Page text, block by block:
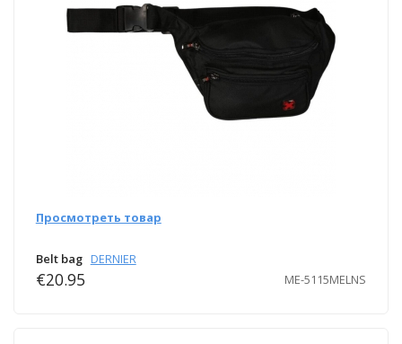
Просмотреть товар
Belt bag DERNIER
ME-5115MELNS
€20.95